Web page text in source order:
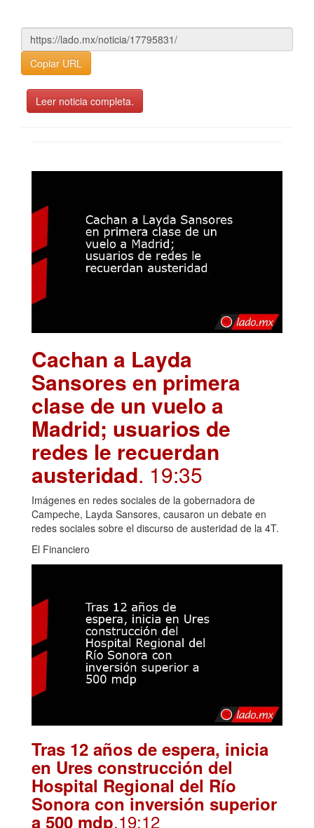
Copiar URL
Leer noticia completa.
Cachan a Layda
Sansores en primera
clase de un vuelo a
Madrid; usuarios de
redes le recuerdan
austeridad. 19:35
Imágenes en redes sociales de la gobernadora de
Campeche, Layda Sansores, causaron un debate en
redes sociales sobre el discurso de austeridad de la 4T.
El Financiero
Tras 12 años de espera, inicia
en Ures construcción del
Hospital Regional del Río
Sonora con inversión superior
a 500 mdp.19:12